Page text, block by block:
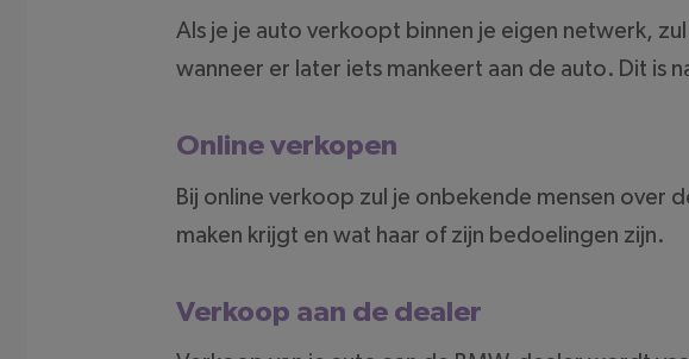
Als je je auto verkoopt binnen je eigen netwerk,
wanneer er later iets mankeert aan de auto. Dit is
Online verkopen
Bij online verkoop zul je onbekende mensen over
maken krijgt en wat haar of zijn bedoelingen zijn.
Verkoop aan de dealer